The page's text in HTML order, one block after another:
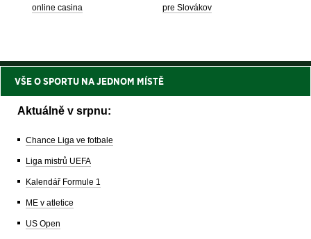
online casina
pre Slovákov
VŠE O SPORTU NA JEDNOM MÍSTĚ
Aktuálně v srpnu:
Chance Liga ve fotbale
Liga mistrů UEFA
Kalendář Formule 1
ME v atletice
US Open